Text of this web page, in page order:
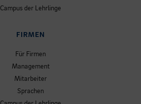
Campus der Lehrlinge
FIRMEN
Für Firmen
Management
Mitarbeiter
Sprachen